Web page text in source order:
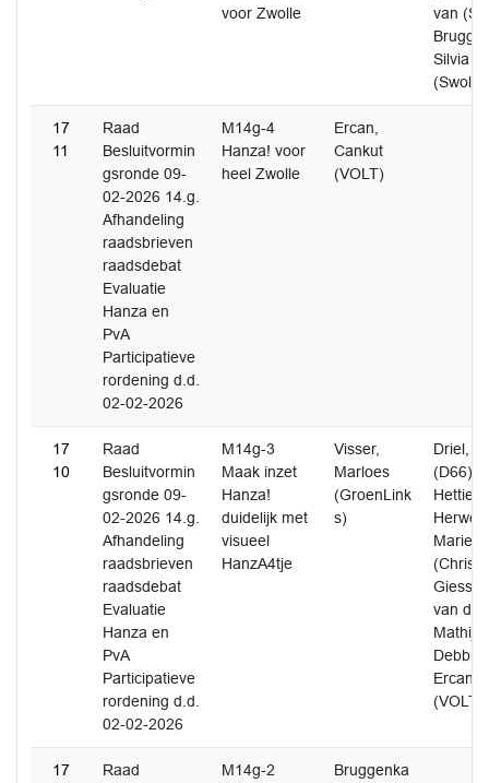
voor Zwolle
van
Silvia
17
11
Raad
Besluitvormin
gsronde 09-
02-2026 14.g.
Afhandeling
raadsbrieven
raadsdebat
Evaluatie
Hanza en
PvA
Participatieve
rordening d.d.
02-02-2026
M14g-4
Hanza! voor
heel Zwolle
Ercan,
Cankut
(VOLT)
17
10
Raad
Besluitvormin
gsronde 09-
02-2026 14.g.
Afhandeling
raadsbrieven
raadsdebat
Evaluatie
Hanza en
PvA
Participatieve
rordening d.d.
02-02-2026
M14g-3
Maak inzet
Hanza!
duidelijk met
visueel
HanzA4tje
Visser,
Marloes
(GroenLink
s)
Driel,
(D66)
Hettie
Marieke
van de
Debbie
Ercan,
(VOLT)
17
Raad
M14g-2
Bruggenka